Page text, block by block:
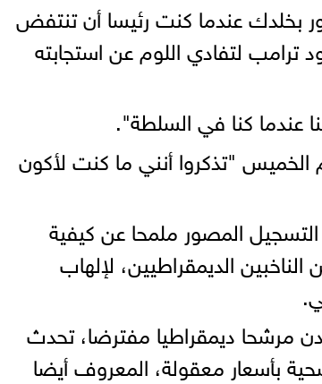
بخلدك عندما كنت رئيسا أن تنتفض
ترامب لتفادي اللوم عن استجابته
عندما كنا في السلطة".
الخميس "تذكروا أنني ما كنت لأكون
المصور ملمحا عن كيفية
الناخبين الديمقراطيين، لإلهاب
مرشحا ديمقراطيا مفترضا، تحدث
بأسعار معقولة، المعروف أيضا